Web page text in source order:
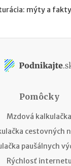
mýty a fakty
Pomôcky
Mzdová kalkulačka
cestovných
paušálnych
Rýchlosť internetu